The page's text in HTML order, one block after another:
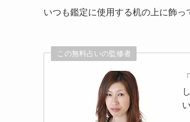
いつも鑑定に使用する机の上に飾っ
この無料占いの監修者